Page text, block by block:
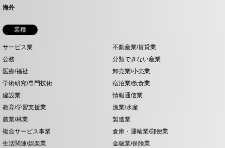
海外
業種
サービス業
不動産業/賃貸業
公務
分類できない産業
医療/福祉
卸売業/小売業
学術研究/専門技術
宿泊業/飲食業
建設業
情報通信業
教育/学習支援業
漁業/水産
農業/林業
製造業
複合サービス事業
倉庫・運輸業/郵便業
生活関連/娯楽業
金融業/保険業